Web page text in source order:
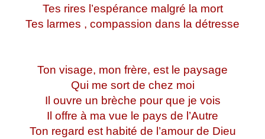
Tes rires l’espérance malgré la mort
Tes larmes , compassion dans la détresse
Ton visage, mon frère, est le paysage
Qui me sort de chez moi
Il ouvre un brèche pour que je vois
Il offre à ma vue le pays de l’Autre
Ton regard est habité de l’amour de Dieu